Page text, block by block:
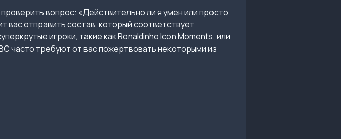
вопрос: «Действительно ли я умен или просто
вас отправить состав, который соответствует
игроки, такие как Ronaldinho Icon Moments, или
часто требуют от вас пожертвовать некоторыми из